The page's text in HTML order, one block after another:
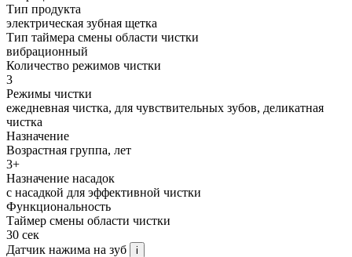
Тип продукта
электрическая зубная щетка
Тип таймера смены области чистки
вибрационный
Количество режимов чистки
3
Режимы чистки
ежедневная чистка, для чувствительных зубов, деликатная
чистка
Назначение
Возрастная группа, лет
3+
Назначение насадок
с насадкой для эффективной чистки
Функциональность
Таймер смены области чистки
30 сек
Датчик нажима на зуб
i